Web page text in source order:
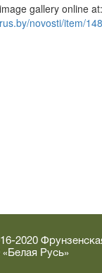
gallery online at:
novosti/item/
2020
Русь»